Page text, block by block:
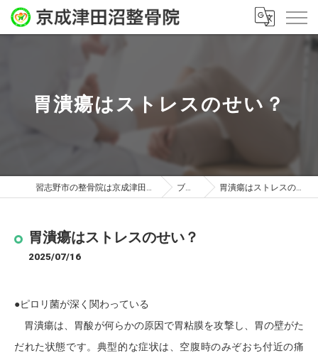
胃潰瘍はストレスのせい？
習志野市の整骨院は京成津田沼整骨院 ブログ 胃潰瘍はストレスのせい？
胃潰瘍はストレスのせい？
2025/07/16
●ピロリ菌が深く関わっている
胃潰瘍は、胃酸が何らかの原因で胃粘膜を攻撃し、胃の壁がた
だれた状態です。典型的な症状は、空腹時のみぞおち付近の痛